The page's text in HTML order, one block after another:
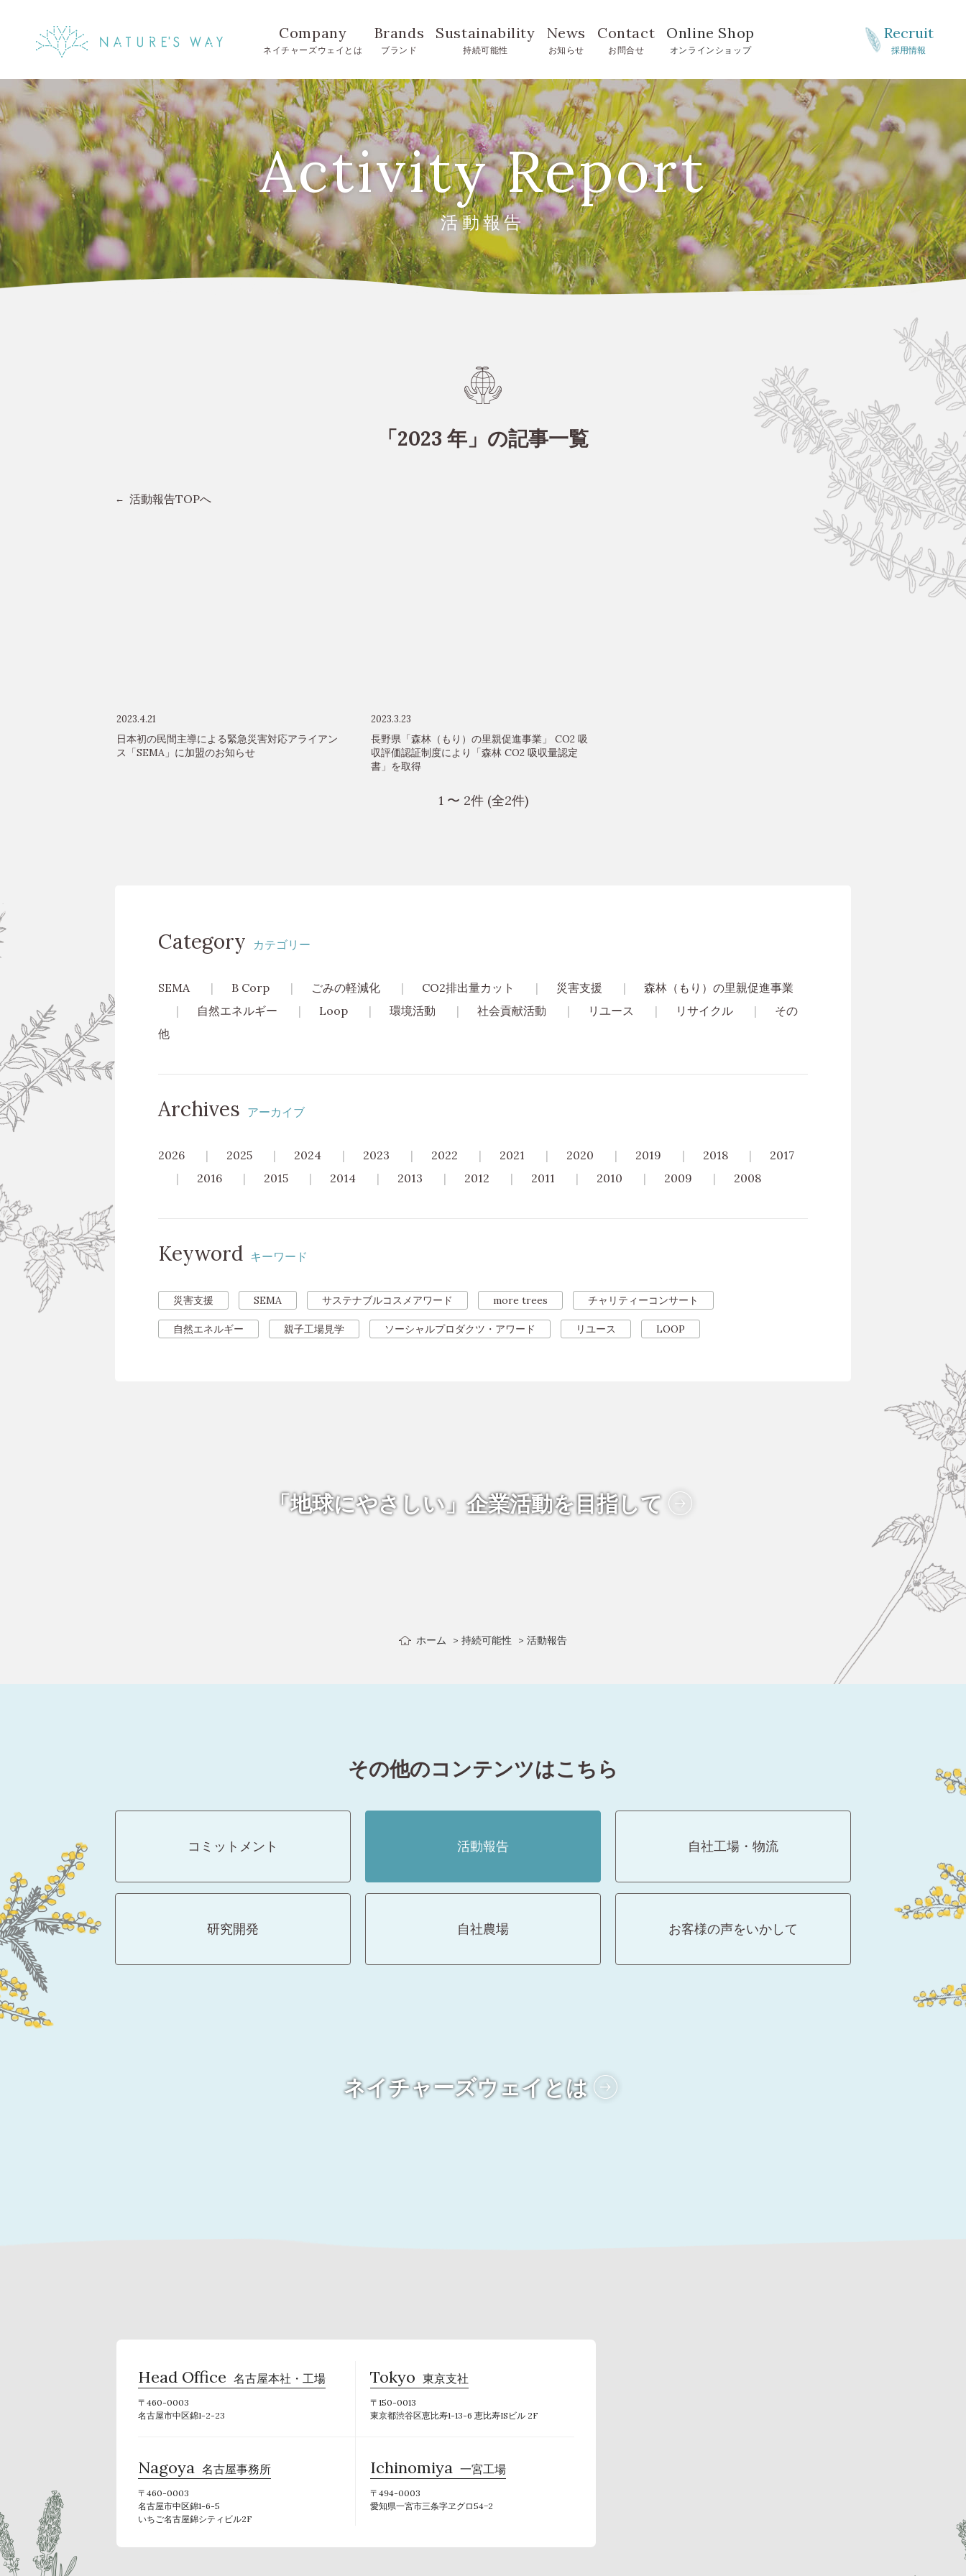
Recruit
採用情報
Company
ネイチャーズウェイとは
Brands
ブランド
Sustainability
持続可能性
News
お知らせ
Contact
お問合せ
Online Shop
オンラインショップ
Activity Report
活動報告
「2023 年」の記事一覧
活動報告TOPへ
2023.4.21
日本初の民間主導による緊急災害対応アライアン
ス「SEMA」に加盟のお知らせ
2023.3.23
長野県「森林（もり）の里親促進事業」 CO2 吸
収評価認証制度により「森林 CO2 吸収量認定
書」を取得
1 〜 2件 (全2件)
Category カテゴリー
SEMA B Corp ごみの軽減化 CO2排出量カット 災害支援
森林（もり）の里親促進事業
自然エネルギー
Loop 環境活動 社会貢献活動 リユース リサイクル
その
他
Archives アーカイブ
2026 2025 2024 2023 2022 2021 2020 2019 2018
2017
2016
2015 2014 2013 2012 2011 2010 2009 2008
Keyword キーワード
災害支援 SEMA サステナブルコスメアワード more trees チャリティーコンサート
自然エネルギー 親子工場見学 ソーシャルプロダクツ・アワード リユース LOOP
「地球にやさしい」企業活動を目指して
ホーム 持続可能性 活動報告
その他のコンテンツはこちら
コミットメント 活動報告 自社工場・物流
研究開発 自社農場 お客様の声をいかして
ネイチャーズウェイとは
Head Office 名古屋本社・工場
〒460-0003
名古屋市中区錦1-2-23
Tokyo 東京支社
〒150-0013
東京都渋谷区恵比寿1-13-6 恵比寿ISビル 2F
Nagoya 名古屋事務所
〒460-0003
名古屋市中区錦1-6-5
いちご名古屋錦シティビル2F
Ichinomiya 一宮工場
〒494-0003
愛知県一宮市三条字ヱグロ54−2